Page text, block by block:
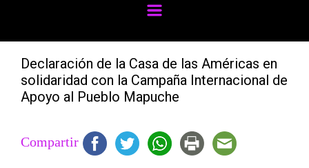
Declaración de la Casa de las Américas en
solidaridad con la Campaña Internacional de
Apoyo al Pueblo Mapuche
Compartir